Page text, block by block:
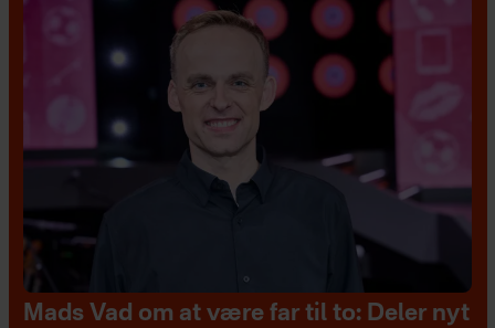
Mads Vad om at være far til to: Deler nyt